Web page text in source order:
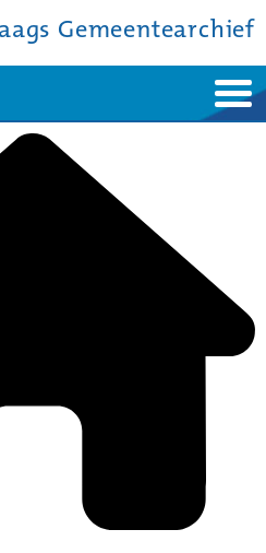
Gemeentearchief